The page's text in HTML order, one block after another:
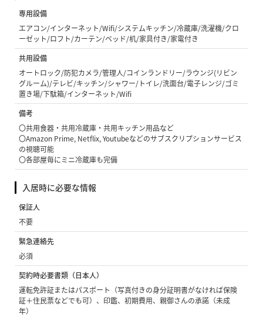
専用設備
エアコン/インターネット/Wifi/システムキッチン/冷蔵庫/洗濯機/クロ
ーゼット/ロフト/カーテン/ベッド/机/家具付き/家電付き
共用設備
オートロック/防犯カメラ/管理人/コインランドリー/ラウンジ(リビン
グルーム)/テレビ/キッチン/シャワー/トイレ/洗面台/電子レンジ/ゴミ
置き場/下駄箱/インターネット/Wifi
備考
〇共用食器・共用冷蔵庫・共用キッチン用品など
〇Amazon Prime, Netflix, Youtubeなどのサブスクリプションサービス
の視聴可能
〇各部屋毎にミニ冷蔵庫も完備
入居時に必要な情報
保証人
不要
緊急連絡先
必須
契約時必要書類（日本人）
運転免許証またはパスポート（写真付きの身分証明書がなければ保険
証＋住民票などでも可）、印鑑、初期費用、親御さんの承諾（未成
年）